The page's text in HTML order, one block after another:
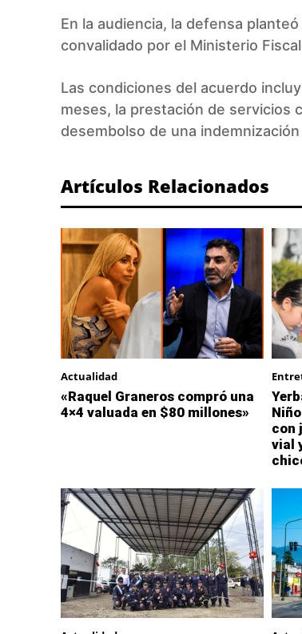
En la audiencia, la defensa
convalidado por el Ministerio
Las condiciones del acuerdo
meses, la prestación de servicios
desembolso de una
Artículos Relacionados
Actualidad
«Raquel Graneros compró una
4×4 valuada en $80 millones»
con
vial